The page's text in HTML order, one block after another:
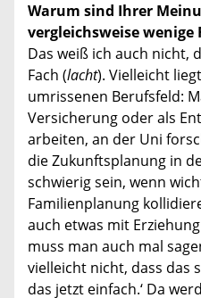
Warum sind Ihrer
vergleichsweise
Das weiß ich auch nicht,
Fach (lacht). Vielleicht
umrissenen Berufsfeld:
Versicherung oder als
arbeiten, an der Uni
die Zukunftsplanung in
schwierig sein, wenn
Familienplanung
auch etwas mit
muss man auch mal
vielleicht nicht, dass das
das jetzt einfach.‘ Da